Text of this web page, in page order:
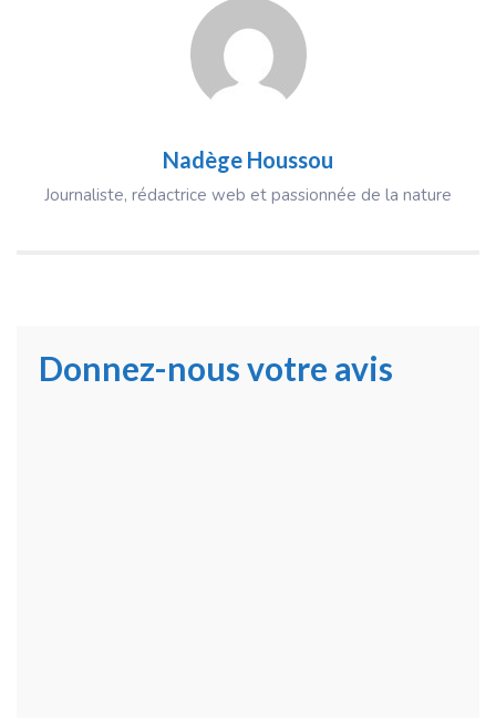
Nadège Houssou
Journaliste, rédactrice web et passionnée de la nature
Donnez-nous votre avis